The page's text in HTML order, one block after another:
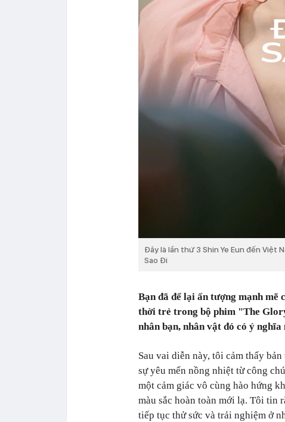
Đây là lần thứ 3 Shin Ye Eun đến Việt
Sao Đi
Bạn đã để lại ấn tượng mạnh mẽ
thời trẻ trong bộ phim "The
nhân bạn, nhân vật đó có ý nghĩa
Sau vai diễn này, tôi cảm thấy
sự yêu mến nồng nhiệt từ công
một cảm giác vô cùng hào hứng
màu sắc hoàn toàn mới lạ. Tôi tin
tiếp tục thử sức và trải nghiệm ở